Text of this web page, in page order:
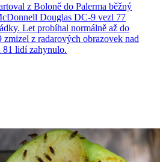
z Boloně do Palerma běžný
Douglas DC-9 vezl 77
Let probíhal normálně až do
z radarových obrazovek nad
81 lidí zahynulo.